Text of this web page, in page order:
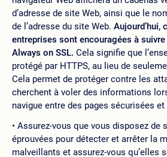
d’adresse de site Web, ainsi que le
de l’adresse du site Web. Aujourd’hui,
entreprises sont encouragées à suivre
Always on SSL. Cela signifie que
protégé par HTTPS, au lieu de
Cela permet de protéger contre les
cherchent à voler des informations
navigue entre des pages sécurisées
Assurez-vous que vous disposez de
éprouvées pour détecter et arrêter la
malveillants et assurez-vous qu’elles